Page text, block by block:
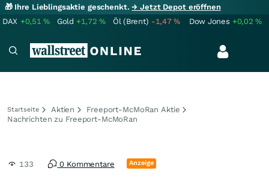
🎁 Ihre Lieblingsaktie geschenkt.→ Jetzt Depot eröffnen
DAX +0,51% Gold +1,72% Öl (Brent) -1,47% Dow Jones +0,02%
Startseite Aktien
Freeport-McMoRan Aktie
Nachrichten zu Freeport-McMoRan
133 0 Kommentare Anzeige